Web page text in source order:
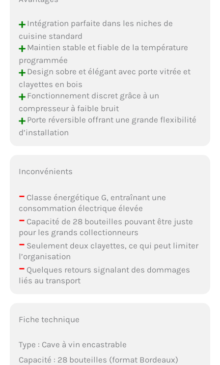
+Intégration parfaite dans les niches de
cuisine standard
+Maintien stable et fiable de la température
programmée
+Design sobre et élégant avec porte vitrée et
clayettes en bois
+Fonctionnement discret grâce à un
compresseur à faible bruit
+Porte réversible offrant une grande flexibilité
d’installation
Inconvénients
–Classe énergétique G, entraînant une
consommation électrique élevée
–Capacité de 28 bouteilles pouvant être juste
pour les grands collectionneurs
–Seulement deux clayettes, ce qui peut limiter
l’organisation
–Quelques retours signalant des dommages
liés au transport
Fiche technique
Type : Cave à vin encastrable
Capacité : 28 bouteilles (format Bordeaux)